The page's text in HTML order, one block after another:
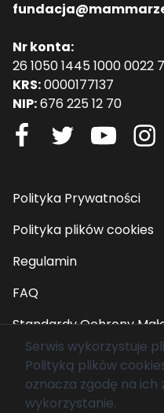
Nr konta:
26 1050 1445 1000 0022
KRS:0000177137
NIP:676 225 12 70
Polityka Prywatności
Polityka plików cookies
Regulamin
FAQ
Standardy Ochrony
© 2026 Fundacja Mam
zastrzeżone.
Serwis wykorzystuje
Polityką plików
oznacza zgodę na ich
wykorzystanie.